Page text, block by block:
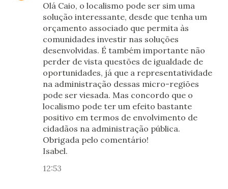
Olá Caio, o localismo pode ser sim uma
solução interessante, desde que tenha um
orçamento associado que permita às
comunidades investir nas soluções
desenvolvidas. É também importante não
perder de vista questões de igualdade de
oportunidades, já que a representatividade
na administração dessas micro-regiões
pode ser viesada. Mas concordo que o
localismo pode ter um efeito bastante
positivo em termos de envolvimento de
cidadãos na administração pública.
Obrigada pelo comentário!
Isabel.
12:53